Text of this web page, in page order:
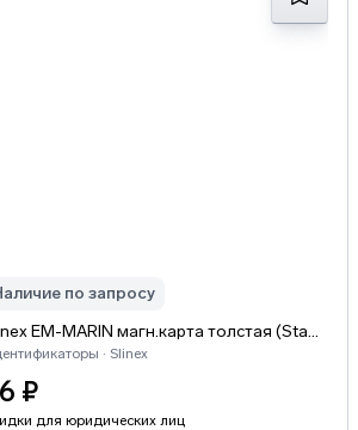
по запросу
Slinex EM-MARIN магн.карта толстая (StandProx)
· Slinex
₽
для юридических лиц